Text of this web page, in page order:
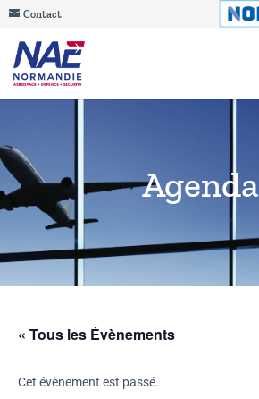
Contact
Agenda
« Tous les Évènements
Cet évènement est passé.